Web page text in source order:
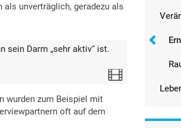
als unverträglich, geradezu als
sein Darm „sehr aktiv“ ist.
wurden zum Beispiel mit
oft auf dem